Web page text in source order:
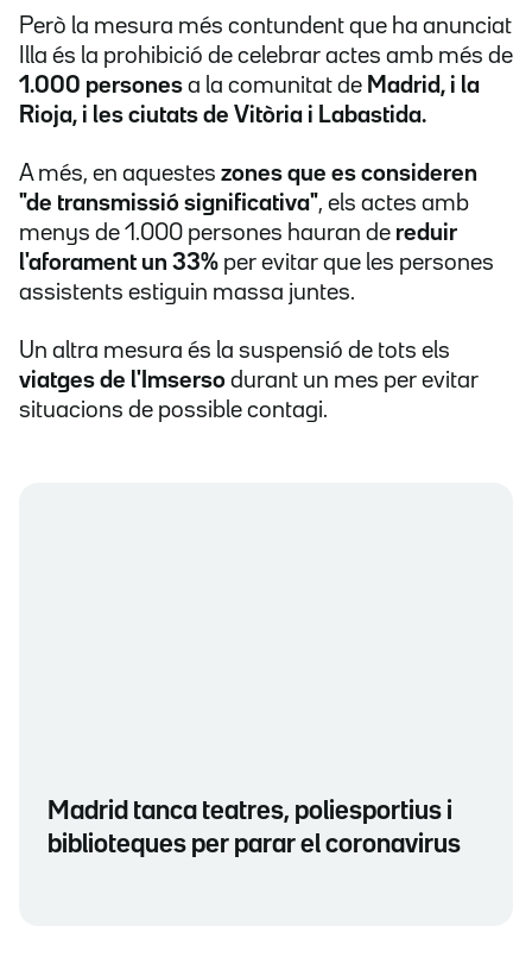
Però la mesura més contundent que ha anunciat
Illa és la prohibició de celebrar actes amb més de
1.000 persones a la comunitat de Madrid, i la
Rioja, i les ciutats de Vitòria i Labastida.
A més, en aquestes zones que es consideren
"de transmissió significativa", els actes amb
menys de 1.000 persones hauran de reduir
l'aforament un 33% per evitar que les persones
assistents estiguin massa juntes.
Un altra mesura és la suspensió de tots els
viatges de l'Imserso durant un mes per evitar
situacions de possible contagi.
Madrid tanca teatres, poliesportius i
biblioteques per parar el coronavirus